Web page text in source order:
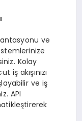
ve
Kolay
akışınızı
ve iş
API